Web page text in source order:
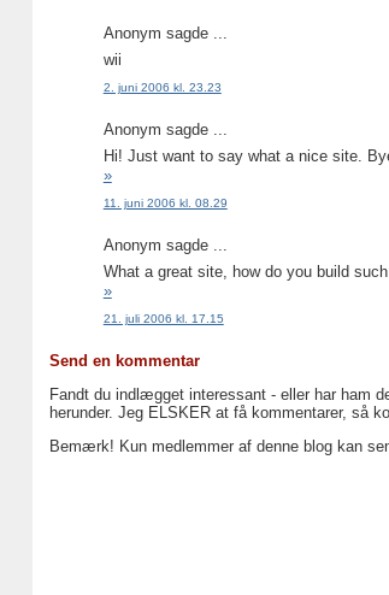
Anonym sagde ...
wii
2. juni 2006 kl. 23.23
Anonym sagde ...
Hi! Just want to say what a nice site.
»
11. juni 2006 kl. 08.29
Anonym sagde ...
What a great site, how do you build
»
21. juli 2006 kl. 17.15
Send en kommentar
Fandt du indlægget interessant - eller har ham
herunder. Jeg ELSKER at få kommentarer, så
Bemærk! Kun medlemmer af denne blog kan